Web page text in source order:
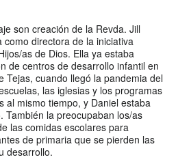
son creación de la Revda. Jill
directora de la iniciativa
as de Dios. Ella ya estaba
de centros de desarrollo infantil en
Tejas, cuando llegó la pandemia del
las iglesias y los programas
al mismo tiempo, y Daniel estaba
También la preocupaban los/as
las comidas escolares para
de primaria que se pierden las
desarrollo.